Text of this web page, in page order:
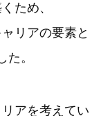
ため、
リアの要素と
た。
アを考えてい